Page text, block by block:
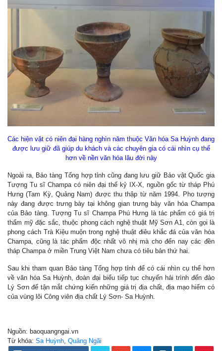
Các hiện vật có niên đại hàng nghìn năm thuộc Văn hóa Sa Huỳnh đang
được lưu giữ đã giúp du khách và các chuyên gia có cái nhìn cụ thể
hơn về nền văn hóa lâu đời này
Ngoài ra, Bảo tàng Tổng hợp tỉnh cũng đang lưu giữ Bảo vật Quốc gia
Tượng Tu sĩ Champa có niên đại thế kỷ IX-X, nguồn gốc từ tháp Phú
Hưng (Tam Kỳ, Quảng Nam) được thu thập từ năm 1994. Pho tượng
này đang được trưng bày tại không gian trưng bày văn hóa Champa
của Bảo tàng. Tượng Tu sĩ Champa Phú Hưng là tác phẩm có giá trị
thẩm mỹ đặc sắc, thuộc phong cách nghệ thuật Mỹ Sơn A1, còn gọi là
phong cách Trà Kiệu muộn trong nghệ thuật điêu khắc đá của văn hóa
Champa, cũng là tác phẩm độc nhất vô nhị mà cho đến nay các đền
tháp Champa ở miền Trung Việt Nam chưa có tiêu bản thứ hai.
Sau khi tham quan Bảo tàng Tổng hợp tỉnh để có cái nhìn cụ thể hơn
về văn hóa Sa Huỳnh, đoàn đại biểu tiếp tục chuyến hải trình đến đảo
Lý Sơn để tận mắt chứng kiến những giá trị địa chất, địa mạo hiếm có
của vùng lõi Công viên địa chất Lý Sơn- Sa Huỳnh.
Nguồn: baoquangngai.vn
Từ khóa: Sa Huỳnh Quảng Ngãi